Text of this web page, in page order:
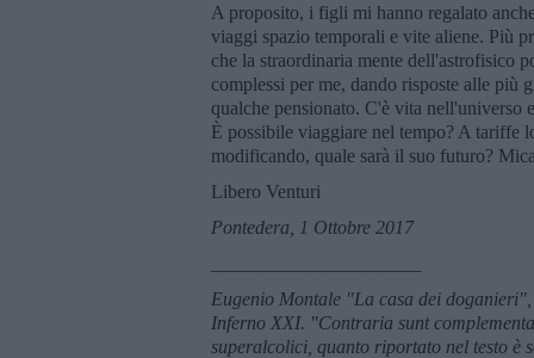
A proposito, i figli mi hanno regalato
viaggi spazio temporali e vite aliene. Più
che la straordinaria mente dell'astrofisico
complessi per me, dando risposte alle più
qualche pensionato. C'è vita nell'universo
È possibile viaggiare nel tempo? A tariffe
modificando, quale sarà il suo futuro?
Libero Venturi
Pontedera, 1 Ottobre 2017
Eugenio Montale "La casa dei
Inferno XXI. "Contraria sunt
superalcolici, quanto riportato nel testo è